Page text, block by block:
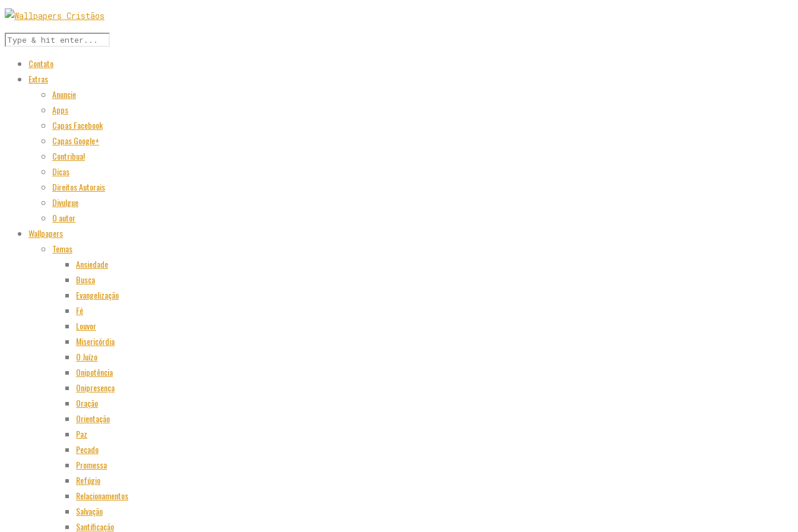
Contato
Extras
Anuncie
Apps
Capas Facebook
Capas Google+
Contribua!
Dicas
Direitos Autorais
Divulgue
O autor
Wallpapers
Temas
Ansiedade
Busca
Evangelização
Fé
Louvor
Misericórdia
O Juízo
Onipotência
Onipresença
Oração
Orientação
Paz
Pecado
Promessa
Refúgio
Relacionamentos
Salvação
Santificação